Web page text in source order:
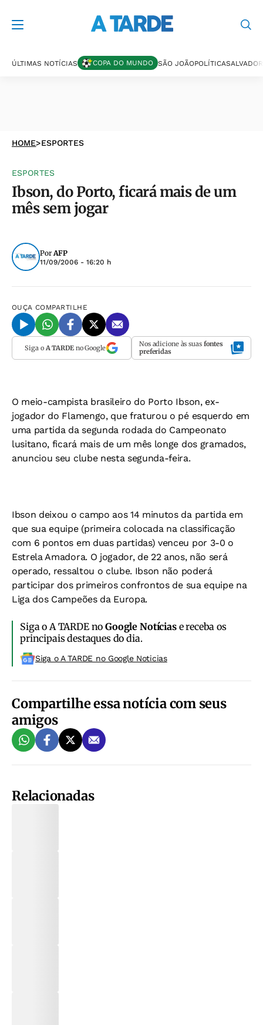
ÚLTIMAS NOTÍCIAS COPA DO MUNDO SÃO JOÃOPOLÍTICASALVADOR
HOME>ESPORTES
ESPORTES
Ibson, do Porto, ficará mais de um
mês sem jogar
PorAFP
11/09/2006 - 16:20 h
OUÇA COMPARTILHE
Siga o A TARDEno Google Nos adicione às suas fontes
preferidas
O meio-campista brasileiro do Porto Ibson, ex-
jogador do Flamengo, que fraturou o pé esquerdo em
uma partida da segunda rodada do Campeonato
lusitano, ficará mais de um mês longe dos gramados,
anunciou seu clube nesta segunda-feira.
Ibson deixou o campo aos 14 minutos da partida em
que sua equipe (primeira colocada na classificação
com 6 pontos em duas partidas) venceu por 3-0 o
Estrela Amadora. O jogador, de 22 anos, não será
operado, ressaltou o clube. Ibson não poderá
participar dos primeiros confrontos de sua equipe na
Liga dos Campeões da Europa.
Siga o A TARDE noGoogle Notíciase receba os
principais destaques do dia.
Siga o A TARDE no Google Noticias
Compartilhe essa notícia com seus
amigos
Relacionadas